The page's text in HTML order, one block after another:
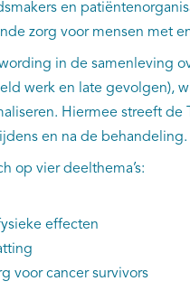
en
zorg voor mensen met
in de samenleving
werk en late gevolgen),
Hiermee streeft de
en na de behandeling.
op vier deelthema’s:
effecten
voor cancer survivors